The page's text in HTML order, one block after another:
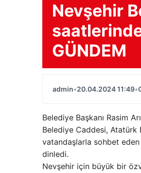
Nevşehir
GÜNDEM
admin•20.04.2024 11:49•
Belediye Başkanı Rasim
Belediye Caddesi, Atatürk
vatandaşlarla sohbet
dinledi.
Nevşehir için büyük bir